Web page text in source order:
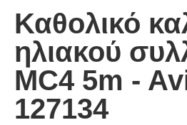
Καθολικό
ηλιακού
MC4 5m -
127134